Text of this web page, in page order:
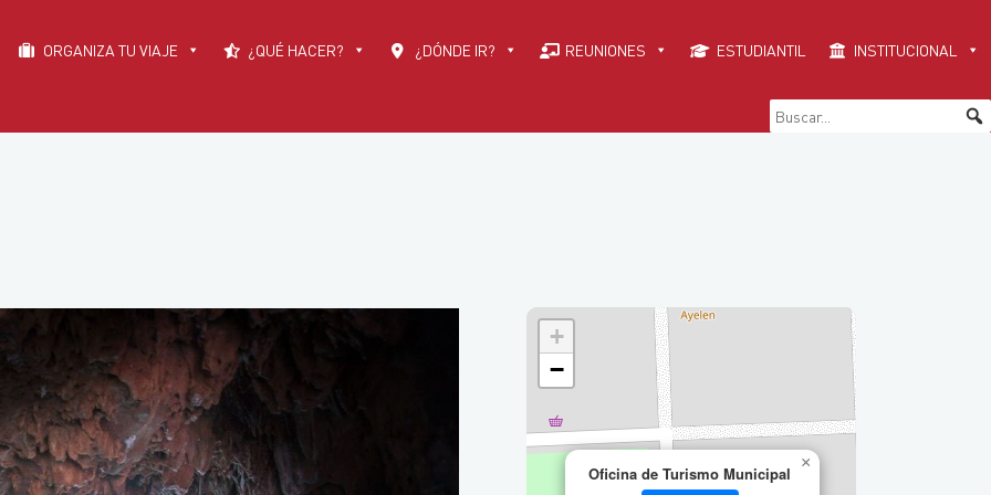
ORGANIZA TU VIAJE ¿QUÉ HACER? ¿DÓNDE IR? REUNIONES ESTUDIANTIL INSTITUCIONAL
Oficina de Turismo Municipal
×
+
−